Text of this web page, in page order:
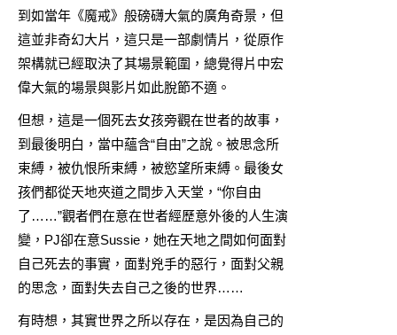
到如當年《魔戒》般磅礴大氣的廣角奇景，但
這並非奇幻大片，這只是一部劇情片，從原作
架構就已經取決了其場景範圍，總覺得片中宏
偉大氣的場景與影片如此脫節不適。
但想，這是一個死去女孩旁觀在世者的故事，
到最後明白，當中蘊含“自由”之說。被思念所
束縛，被仇恨所束縛，被慾望所束縛。最後女
孩們都從天地夾道之間步入天堂，“你自由
了……”觀者們在意在世者經歷意外後的人生演
變，PJ卻在意Sussie，她在天地之間如何面對
自己死去的事實，面對兇手的惡行，面對父親
的思念，面對失去自己之後的世界……
有時想，其實世界之所以存在，是因為自己的